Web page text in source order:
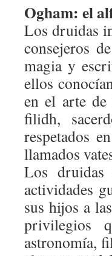
Ogham: el
Los druidas
consejeros
magia y
ellos
en el arte
filidh,
respetados
llamados
Los
actividades
sus hijos a
privilegios
astronomía,